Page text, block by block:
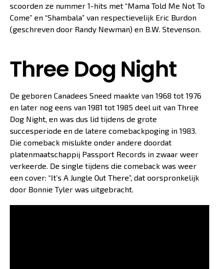
scoorden ze nummer 1-hits met “Mama Told Me Not To
Come” en “Shambala” van respectievelijk Eric Burdon
(geschreven door Randy Newman) en B.W. Stevenson.
Three Dog Night
De geboren Canadees Sneed maakte van 1968 tot 1976
en later nog eens van 1981 tot 1985 deel uit van Three
Dog Night, en was dus lid tijdens de grote
succesperiode en de latere comebackpoging in 1983.
Die comeback mislukte onder andere doordat
platenmaatschappij Passport Records in zwaar weer
verkeerde. De single tijdens die comeback was weer
een cover: “It’s A Jungle Out There”, dat oorspronkelijk
door Bonnie Tyler was uitgebracht.